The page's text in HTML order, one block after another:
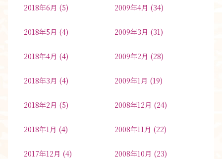
2018年6月 (5)
2018年5月 (4)
2018年4月 (4)
2018年3月 (4)
2018年2月 (5)
2018年1月 (4)
2017年12月 (4)
2009年4月 (34)
2009年3月 (31)
2009年2月 (28)
2009年1月 (19)
2008年12月 (24)
2008年11月 (22)
2008年10月 (23)